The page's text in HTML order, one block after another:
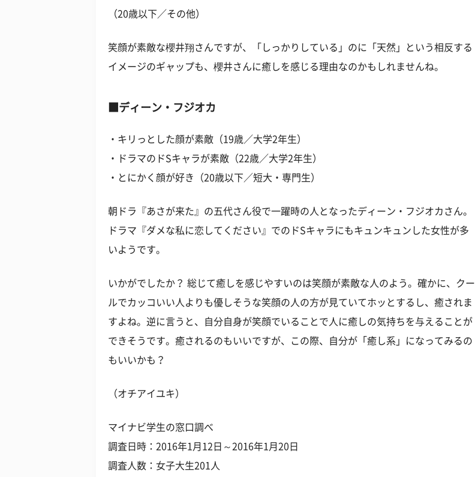
（20歳以下／その他）
笑顔が素敵な櫻井翔さんですが、「しっかりしている」のに「天然」という相反する
イメージのギャップも、櫻井さんに癒しを感じる理由なのかもしれませんね。
■ディーン・フジオカ
・キリっとした顔が素敵（19歳／大学2年生）
・ドラマのドSキャラが素敵（22歳／大学2年生）
・とにかく顔が好き（20歳以下／短大・専門生）
朝ドラ『あさが来た』の五代さん役で一躍時の人となったディーン・フジオカさん。
ドラマ『ダメな私に恋してください』でのドSキャラにもキュンキュンした女性が多
いようです。
いかがでしたか？ 総じて癒しを感じやすいのは笑顔が素敵な人のよう。確かに、クー
ルでカッコいい人よりも優しそうな笑顔の人の方が見ていてホッとするし、癒されま
すよね。逆に言うと、自分自身が笑顔でいることで人に癒しの気持ちを与えることが
できそうです。癒されるのもいいですが、この際、自分が「癒し系」になってみるの
もいいかも？
（オチアイユキ）
マイナビ学生の窓口調べ
調査日時：2016年1月12日～2016年1月20日
調査人数：女子大生201人